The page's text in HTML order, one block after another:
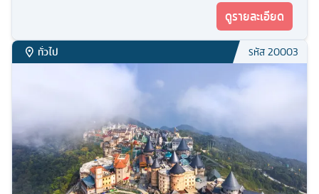
ดูรายละเอียด
ทั่วไป รหัส20003